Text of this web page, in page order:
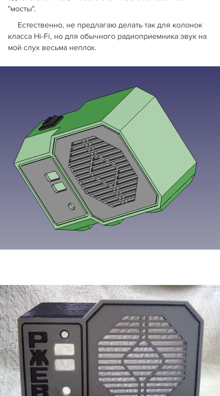
"мосты".
Естественно, не предлагаю делать так для колонок
класса Hi-Fi, но для обычного радиоприемника звук на
мой слух весьма неплох.